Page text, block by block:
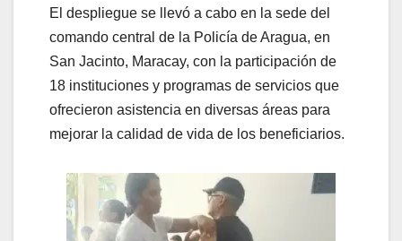
El despliegue se llevó a cabo en la sede del
comando central de la Policía de Aragua, en
San Jacinto, Maracay, con la participación de
18 instituciones y programas de servicios que
ofrecieron asistencia en diversas áreas para
mejorar la calidad de vida de los beneficiarios.